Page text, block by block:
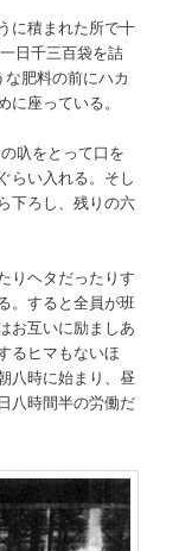
に積まれた所で十
日千三百袋を詰
肥料の前にハカ
座っている。
の叺をとって口を
らい入れる。そし
下ろし、残りの六
りヘタだったりす
。すると全員が班
お互いに励ましあ
るヒマもないほ
八時に始まり、昼
八時間半の労働だ